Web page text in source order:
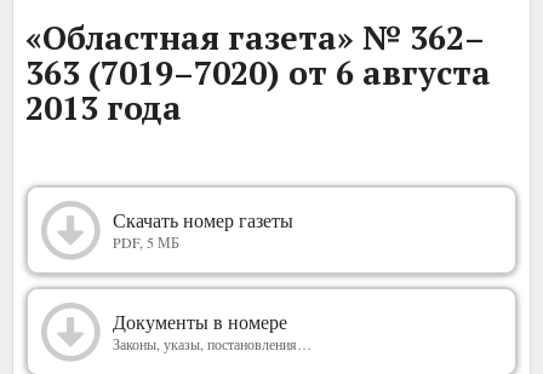
номера
за
2013
«Областная газета» № 362–
363 (7019–7020) от 6 августа
2013 года
Скачать номер газеты
PDF, 5 МБ
Документы в номере
Законы, указы, постановления…